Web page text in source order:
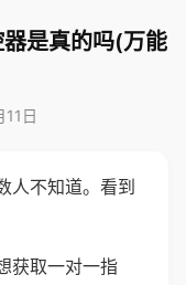
是真的吗(万能
日
人不知道。看到
获取一对一指